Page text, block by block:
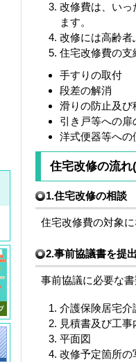
改修費は、い
ます。
改修には高齢者
住宅改修費の支
手すりの取付
段差の解消
滑りの防止及
引き戸等への
洋式便器等への
住宅改修の流れ
1.住宅改修の相談
住宅改修費の対象
2.事前協議書を提出
事前協議に必要な
介護保険居宅
見積書及び工事
平面図
改修予定箇所の